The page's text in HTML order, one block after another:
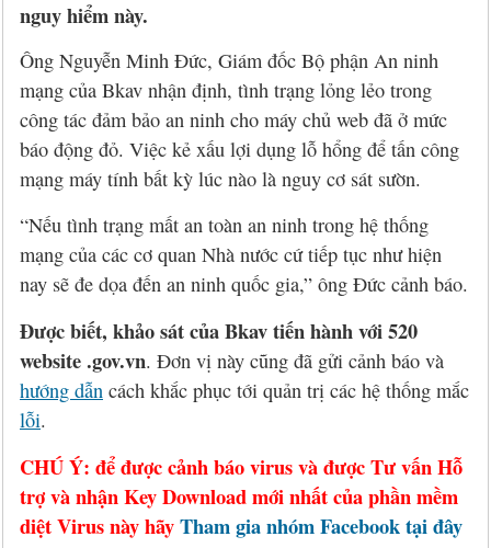
nguy hiểm này.
Ông Nguyễn Minh Đức, Giám đốc Bộ phận An ninh
mạng của Bkav nhận định, tình trạng lỏng lẻo trong
công tác đảm bảo an ninh cho máy chủ web đã ở mức
báo động đỏ. Việc kẻ xấu lợi dụng lỗ hổng để tấn công
mạng máy tính bất kỳ lúc nào là nguy cơ sát sườn.
“Nếu tình trạng mất an toàn an ninh trong hệ thống
mạng của các cơ quan Nhà nước cứ tiếp tục như hiện
nay sẽ đe dọa đến an ninh quốc gia,” ông Đức cảnh báo.
Được biết, khảo sát của Bkav tiến hành với 520
website .gov.vn. Đơn vị này cũng đã gửi cảnh báo và
hướng dẫn cách khắc phục tới quản trị các hệ thống mắc
lỗi.
CHÚ Ý: để được cảnh báo virus và được Tư vấn Hỗ
trợ và nhận Key Download mới nhất của phần mềm
diệt Virus này hãyTham gia nhóm Facebook tại đây